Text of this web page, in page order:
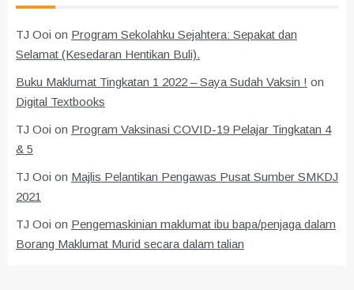
TJ Ooi on Program Sekolahku Sejahtera: Sepakat dan
Selamat (Kesedaran Hentikan Buli).
Buku Maklumat Tingkatan 1 2022 – Saya Sudah Vaksin ! on
Digital Textbooks
TJ Ooi on Program Vaksinasi COVID-19 Pelajar Tingkatan 4
& 5
TJ Ooi on Majlis Pelantikan Pengawas Pusat Sumber SMKDJ
2021
TJ Ooi on Pengemaskinian maklumat ibu bapa/penjaga dalam
Borang Maklumat Murid secara dalam talian